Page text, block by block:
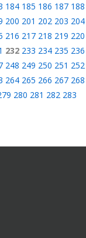
184 185 186 187 188
200 201 202 203 204
216 217 218 219 220
232 233 234 235 236
248 249 250 251 252
264 265 266 267 268
280 281 282 283